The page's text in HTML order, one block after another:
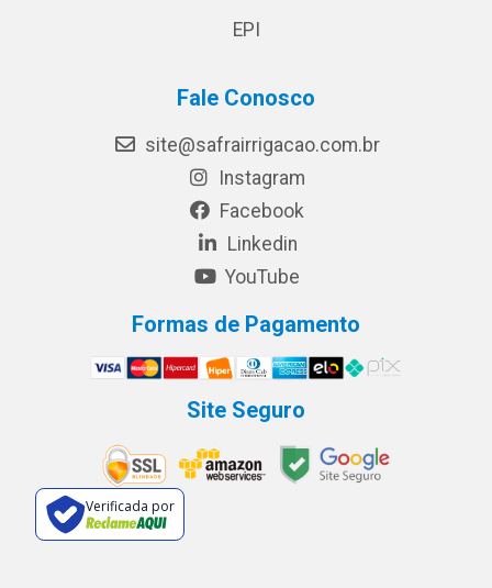
EPI
Fale Conosco
site@safrairrigacao.com.br
Instagram
Facebook
Linkedin
YouTube
Formas de Pagamento
Site Seguro
Verificada por